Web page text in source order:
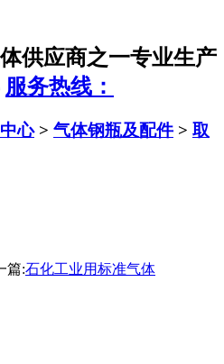
供应商之一专业生产
服务热线：
心> 气体钢瓶及配件 > 取
篇:石化工业用标准气体